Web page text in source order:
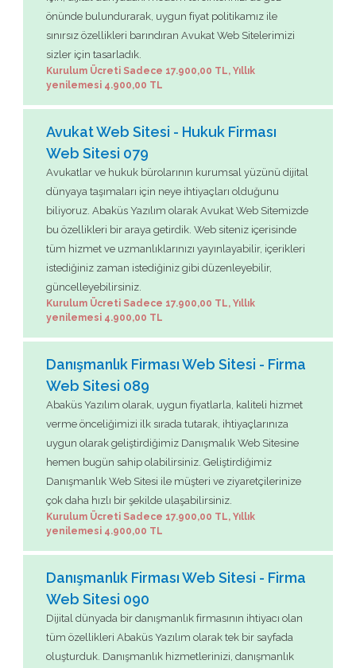
önünde bulundurarak, uygun fiyat politikamız ile
sınırsız özellikleri barındıran Avukat Web Sitelerimizi
sizler için tasarladık.
Kurulum Ücreti Sadece 17.900,00 TL, Yıllık
yenilemesi 4.900,00 TL
Avukat Web Sitesi - Hukuk Firması
Web Sitesi 079
Avukatlar ve hukuk bürolarının kurumsal yüzünü dijital
dünyaya taşımaları için neye ihtiyaçları olduğunu
biliyoruz. Abaküs Yazılım olarak Avukat Web Sitemizde
bu özellikleri bir araya getirdik. Web siteniz içerisinde
tüm hizmet ve uzmanlıklarınızı yayınlayabilir, içerikleri
istediğiniz zaman istediğiniz gibi düzenleyebilir,
güncelleyebilirsiniz.
Kurulum Ücreti Sadece 17.900,00 TL, Yıllık
yenilemesi 4.900,00 TL
Danışmanlık Firması Web Sitesi - Firma
Web Sitesi 089
Abaküs Yazılım olarak, uygun fiyatlarla, kaliteli hizmet
verme önceliğimizi ilk sırada tutarak, ihtiyaçlarınıza
uygun olarak geliştirdiğimiz Danışmalık Web Sitesine
hemen bugün sahip olabilirsiniz. Geliştirdiğimiz
Danışmanlık Web Sitesi ile müşteri ve ziyaretçilerinize
çok daha hızlı bir şekilde ulaşabilirsiniz.
Kurulum Ücreti Sadece 17.900,00 TL, Yıllık
yenilemesi 4.900,00 TL
Danışmanlık Firması Web Sitesi - Firma
Web Sitesi 090
Dijital dünyada bir danışmanlık firmasının ihtiyacı olan
tüm özellikleri Abaküs Yazılım olarak tek bir sayfada
oluşturduk. Danışmanlık hizmetlerinizi, danışmanlık